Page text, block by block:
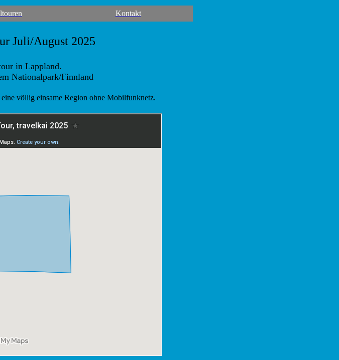
Kontakt
Juli/August 2025
in Lappland.
Nationalpark/Finnland
völlig einsame Region ohne Mobilfunknetz.